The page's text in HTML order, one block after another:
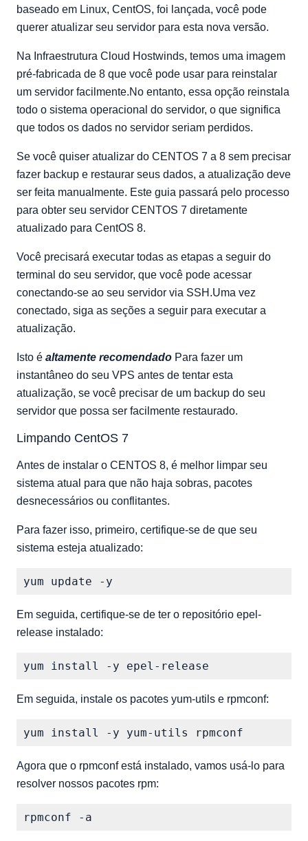
baseado em Linux, CentOS, foi lançada, você pode
querer atualizar seu servidor para esta nova versão.
Na Infraestrutura Cloud Hostwinds, temos uma imagem
pré-fabricada de 8 que você pode usar para reinstalar
um servidor facilmente.No entanto, essa opção reinstala
todo o sistema operacional do servidor, o que significa
que todos os dados no servidor seriam perdidos.
Se você quiser atualizar do CENTOS 7 a 8 sem precisar
fazer backup e restaurar seus dados, a atualização deve
ser feita manualmente. Este guia passará pelo processo
para obter seu servidor CENTOS 7 diretamente
atualizado para CentOS 8.
Você precisará executar todas as etapas a seguir do
terminal do seu servidor, que você pode acessar
conectando-se ao seu servidor via SSH.Uma vez
conectado, siga as seções a seguir para executar a
atualização.
Isto é altamente recomendado Para fazer um
instantâneo do seu VPS antes de tentar esta
atualização, se você precisar de um backup do seu
servidor que possa ser facilmente restaurado.
Limpando CentOS 7
Antes de instalar o CENTOS 8, é melhor limpar seu
sistema atual para que não haja sobras, pacotes
desnecessários ou conflitantes.
Para fazer isso, primeiro, certifique-se de que seu
sistema esteja atualizado:
Em seguida, certifique-se de ter o repositório epel-
release instalado:
Em seguida, instale os pacotes yum-utils e rpmconf:
Agora que o rpmconf está instalado, vamos usá-lo para
resolver nossos pacotes rpm: